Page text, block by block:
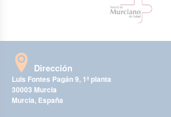
Dirección
Luis Fontes Pagán 9, 1ª planta
30003 Murcia
Murcia, España